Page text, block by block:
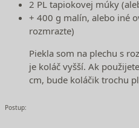
2 PL tapiokovej múky
+ 400 g malín, alebo iné
rozmrazte)
Piekla som na plechu s
je koláč vyšší. Ak
cm, bude koláčik trochu
Postup: